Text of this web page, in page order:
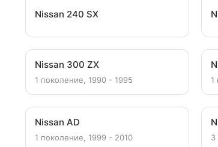
Nissan 240 SX
Nissan 300 ZX
1 поколение, 1990 - 1995 1
Nissan AD
1 поколение, 1999 - 2010 3